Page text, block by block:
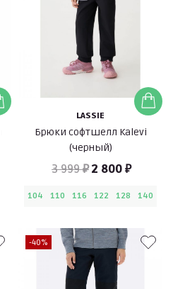
LASSIE
Брюки софтшелл Kalevi
(черный)
3 999 ₽ 2 800 ₽
104 110 116 122 128 140
-40%